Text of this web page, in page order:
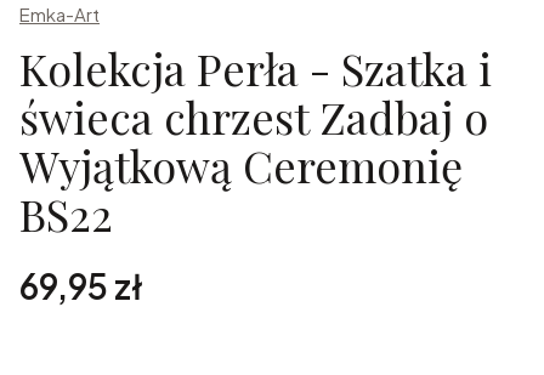
Emka-Art
Kolekcja Perła - Szatka i
świeca chrzest Zadbaj o
Wyjątkową Ceremonię
BS22
Cena
69,95 zł